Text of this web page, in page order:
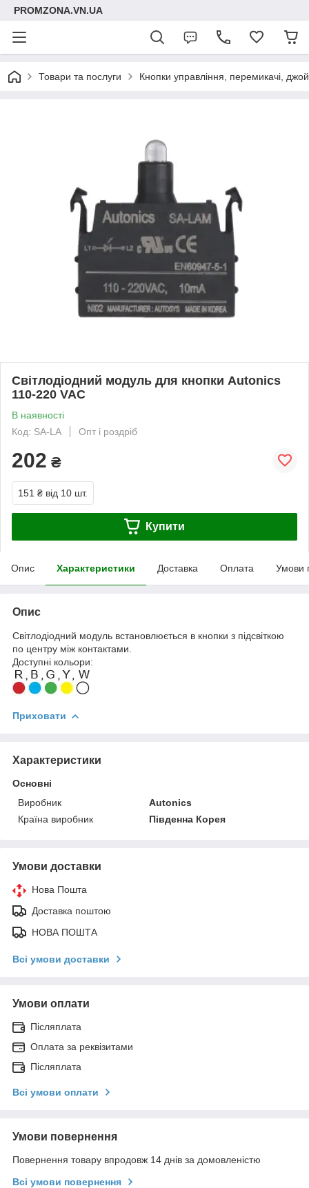
PROMZONA.VN.UA
Товари та послуги Кнопки управління, перемикачі,
Світлодіодний модуль для кнопки Autonics
110-220 VAC
В наявності
Код: SA-LA
Опт і роздріб
202 ₴
151 ₴ від 10 шт.
Купити
Опис Характеристики Доставка Оплата Умови
Опис
Світлодіодний модуль встановлюється в кнопки з підсвіткою
по центру між контактами.
Доступні кольори:
Приховати
Характеристики
Основні
Виробник
Autonics
Країна виробник
Південна Корея
Умови доставки
Нова Пошта
Доставка поштою
НОВА ПОШТА
Всі умови доставки
Умови оплати
Післяплата
Оплата за реквізитами
Післяплата
Всі умови оплати
Умови повернення
Повернення товару впродовж 14 днів за домовленістю
Всі умови повернення